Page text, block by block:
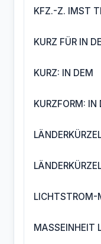
KFZ.-Z. IMST
KURZ FÜR IN
KURZ: IN DEM
KURZFORM: IN
LICHTSTROM-
MASSEINHEIT